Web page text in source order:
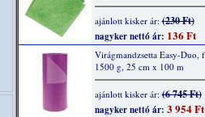
ajánlott kisker ár:(230 Ft)
nagyker nettó ár: 136 Ft
Virágmandzsetta Easy-Duo,
1500 g, 25 cm x 100 m
ajánlott kisker ár:(6 745 Ft)
nagyker nettó ár: 3 954 Ft